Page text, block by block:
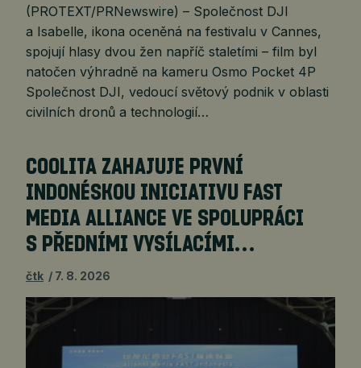
(PROTEXT/PRNewswire) – Společnost DJI
a Isabelle, ikona oceněná na festivalu v Cannes,
spojují hlasy dvou žen napříč staletími – film byl
natočen výhradně na kameru Osmo Pocket 4P
Společnost DJI, vedoucí světový podnik v oblasti
civilních dronů a technologií…
COOLITA ZAHAJUJE PRVNÍ
INDONÉSKOU INICIATIVU FAST
MEDIA ALLIANCE VE SPOLUPRÁCI
S PŘEDNÍMI VYSÍLACÍMI…
čtk 7. 8. 2026